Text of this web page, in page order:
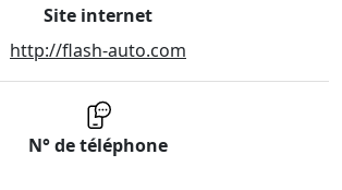
Site internet
http://flash-auto.com
N° de téléphone